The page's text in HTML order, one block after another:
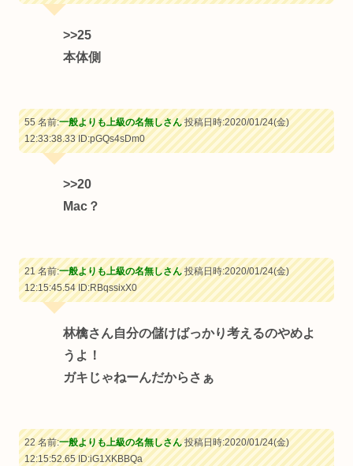
>>25
本体側
55 名前:一般よりも上級の名無しさん投稿日時:2020/01/24(金)
12:33:38.33ID:pGQs4sDm0
>>20
Mac？
21 名前:一般よりも上級の名無しさん投稿日時:2020/01/24(金)
12:15:45.54ID:RBqssixX0
林檎さん自分の儲けばっかり考えるのやめよ
うよ！
ガキじゃねーんだからさぁ
22 名前:一般よりも上級の名無しさん投稿日時:2020/01/24(金)
12:15:52.65ID:iG1XKBBQa